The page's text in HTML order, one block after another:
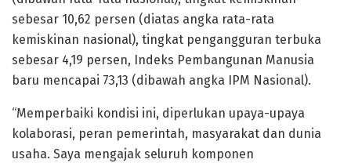
sebesar 10,62 persen (diatas angka rata-rata
kemiskinan nasional), tingkat pengangguran terbuka
sebesar 4,19 persen, Indeks Pembangunan Manusia
baru mencapai 73,13 (dibawah angka IPM Nasional).
“Memperbaiki kondisi ini, diperlukan upaya-upaya
kolaborasi, peran pemerintah, masyarakat dan dunia
usaha. Saya mengajak seluruh komponen